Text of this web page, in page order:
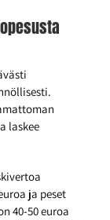
laskee
ja peset
40-50 euroa